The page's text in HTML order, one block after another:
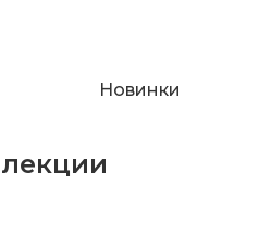
Новинки